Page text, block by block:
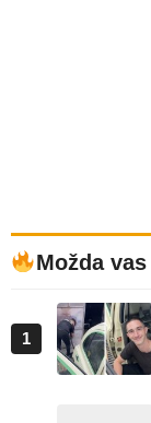
Možda
1